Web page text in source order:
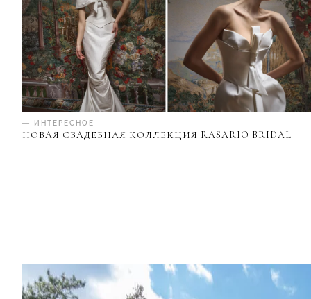
— ИНТЕРЕСНОЕ
НОВАЯ СВАДЕБНАЯ КОЛЛЕКЦИЯ RASARIO BRIDAL